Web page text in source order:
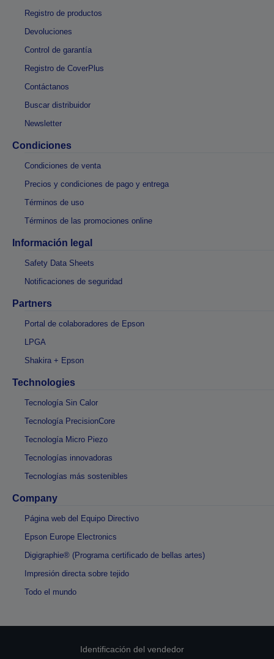
Registro de productos
Devoluciones
Control de garantía
Registro de CoverPlus
Contáctanos
Buscar distribuidor
Newsletter
Condiciones
Condiciones de venta
Precios y condiciones de pago y entrega
Términos de uso
Términos de las promociones online
Información legal
Safety Data Sheets
Notificaciones de seguridad
Partners
Portal de colaboradores de Epson
LPGA
Shakira + Epson
Technologies
Tecnología Sin Calor
Tecnología PrecisionCore
Tecnología Micro Piezo
Tecnologías innovadoras
Tecnologías más sostenibles
Company
Página web del Equipo Directivo
Epson Europe Electronics
Digigraphie® (Programa certificado de bellas artes)
Impresión directa sobre tejido
Todo el mundo
Identificación del vendedor